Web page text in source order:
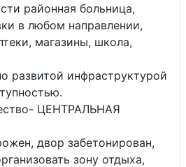
районная больница,
в любом направлении,
магазины, школа,
развитой инфраструктурой
ЦЕНТРАЛЬНАЯ
двор забетонирован,
зону отдыха,